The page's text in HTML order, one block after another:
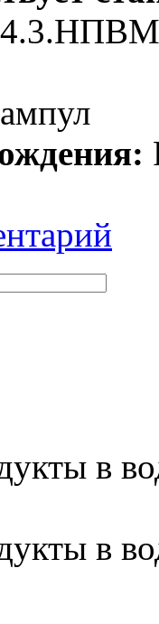
ампул